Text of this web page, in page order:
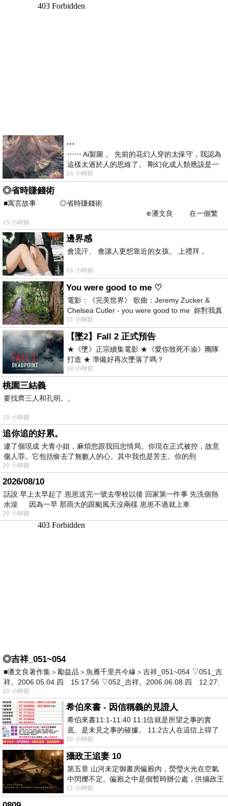
…
⋯⋯ Ai製圖 。 先前的花幻人穿的太保守，我認為
這樣太過於人的思維了。 剛幻化成人類應該是一
絲不掛吧？ 當然這樣是創不出
14 小時前
◎省時賺錢術
■寓言故事 ◎省時賺錢術
⊕潘文良 在一個繁
華的商業街上，有兩家傳統
15 小時前
邊界感
會流汗、 會讓人更想靠近的女孩。 上禮拜，
16 小時前
You were good to me ♡
電影：《完美世界》 歌曲：Jeremy Zucker &
Chelsea Cutler - you were good to me 妳對我真
好 因
17 小時前
【墜2】Fall 2 正式預告
★《墜》正宗續集電影 ★《愛你致死不渝》團隊
打造 ★ 準備好再次墜落了嗎？
18 小時前
桃園三結義
要找齊三人和孔明。。
19 小時前
追你追的好累。
逮了個現成 犬青小姐，麻煩您跟我回忠情局。你現在正式被控，故意
傷人罪。它包括偷去了無數人的心。其中我也是苦主。你的刑
20 小時前
2026/08/10
話說 早上太早起了 崽崽送完一號去學校以後 回家第一件事 先洗個熱
水澡 因為一早 那雨大的跟颱風天沒兩樣 崽崽不過就上車
20 小時前
◎吉祥_051~054
■潘文良著作集＞勵益品＞魚雁千里共今緣＞吉祥_051~054 ▽051_吉
祥。2006.05.04.四 15:17:56 ▽052_吉祥。2006.06.08.四 12:27:
20 小時前
希伯來書 - 因信稱義的見證人
希伯來書11:1-11:40 11:1信就是所望之事的實
底、是未見之事的確據。 11:2古人在這信上得了
美好的證據。 11:3我們因着信、就知道
20 小時前
攝政王追妻 10
第五章 山河未定御書房偏殿內，熒瑩火光在空氣
中閃爍不定。偏殿之中是個暫時辦公處，供攝政王
於皇宮內廷裡處理公務已然很多年。房內
21 小時前